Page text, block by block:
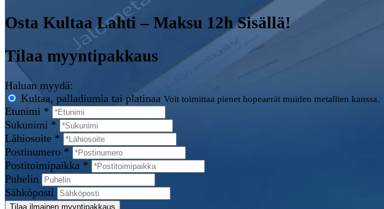
Osta Kultaa Lahti – Maksu 12h Sisällä!
Tilaa myyntipakkaus
Haluan myydä:
Kultaa, palladiumia tai platinaa Voit toimittaa pienet hopeaerät muiden metallien kanssa.
Etunimi *
Sukunimi *
Lähiosoite *
Postinumero *
Postitoimipaikka *
Puhelin
Sähköposti
Tilaa ilmainen myyntipakkaus